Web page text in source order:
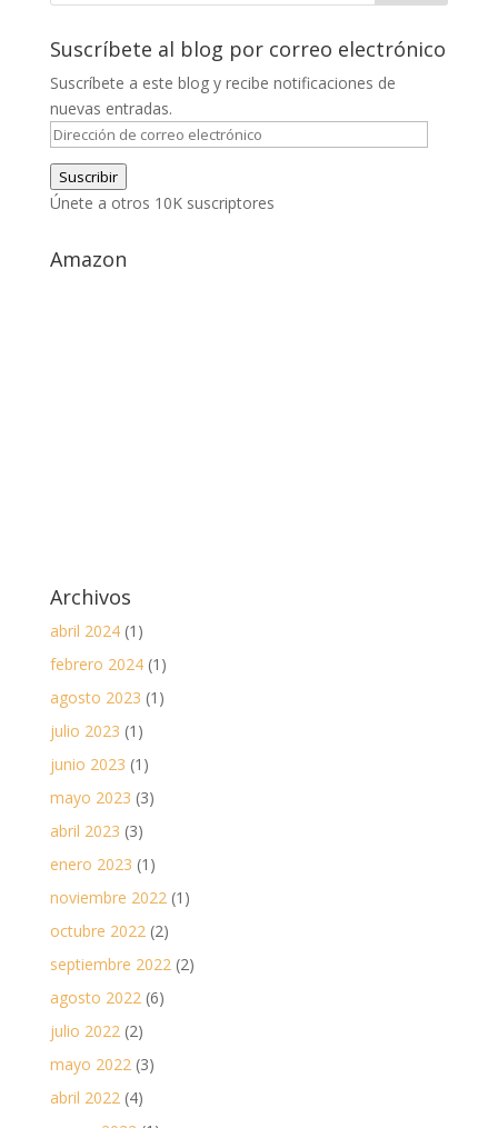
Suscríbete al blog por correo electrónico
Suscríbete a este blog y recibe notificaciones de
nuevas entradas.
Dirección
de
correo
electrónico
Suscribir
Únete a otros 10K suscriptores
Amazon
Archivos
abril 2024(1)
febrero 2024(1)
agosto 2023 (1)
julio 2023 (1)
junio 2023 (1)
mayo 2023 (3)
abril 2023 (3)
enero 2023 (1)
noviembre 2022(1)
octubre 2022(2)
septiembre 2022(2)
agosto 2022(6)
julio 2022(2)
mayo 2022(3)
abril 2022(4)